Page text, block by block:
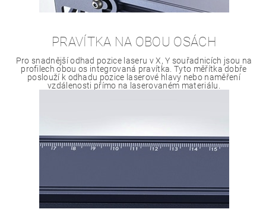
PRAVÍTKA NA OBOU OSÁCH
Pro snadnější odhad pozice laseru v X, Y souřadnicích jsou na
profilech obou os integrovaná pravítka. Tyto měřítka dobře
poslouží k odhadu pozice laserové hlavy nebo naměření
vzdálenosti přímo na laserovaném materiálu.